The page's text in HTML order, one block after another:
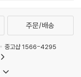
주문/배송
중고샵 1566-4295